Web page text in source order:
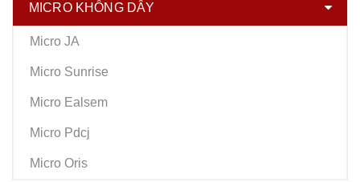
MICRO KHÔNG DÂY
Micro JA
Micro Sunrise
Micro Ealsem
Micro Pdcj
Micro Oris